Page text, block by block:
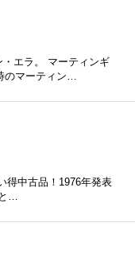
エラ。 マーティンギ
のマーティン…
得中古品！1976年発表
…